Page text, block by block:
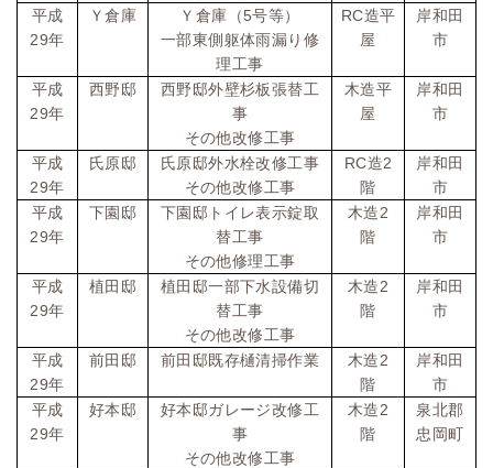
平成
29年
Ｙ倉庫 Ｙ倉庫（5号等）
一部東側躯体雨漏り修
理工事
RC造平
屋
岸和田
市
平成
29年
西野邸
西野邸外壁杉板張替工
事
その他改修工事
木造平
屋
岸和田
市
平成
29年
氏原邸
氏原邸外水栓改修工事
その他改修工事
RC造2
階
岸和田
市
平成
29年
下園邸
下園邸トイレ表示錠取
替工事
その他修理工事
木造2
階
岸和田
市
平成
29年
植田邸
植田邸一部下水設備切
替工事
その他改修工事
木造2
階
岸和田
市
平成
29年
前田邸 前田邸既存樋清掃作業 木造2
階
岸和田
市
平成
29年
好本邸
好本邸ガレージ改修工
事
その他改修工事
木造2
階
泉北郡
忠岡町